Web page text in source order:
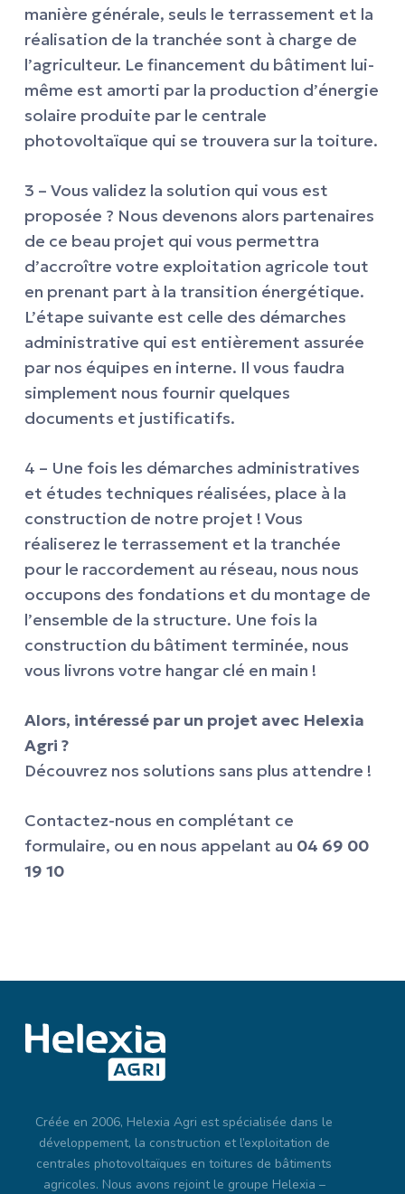
manière générale, seuls le terrassement et la
réalisation de la tranchée sont à charge de
l’agriculteur. Le financement du bâtiment lui-
même est amorti par la production d’énergie
solaire produite par le centrale
photovoltaïque qui se trouvera sur la toiture.
3 – Vous validez la solution qui vous est
proposée ? Nous devenons alors partenaires
de ce beau projet qui vous permettra
d’accroître votre exploitation agricole tout
en prenant part à la transition énergétique.
L’étape suivante est celle des démarches
administrative qui est entièrement assurée
par nos équipes en interne. Il vous faudra
simplement nous fournir quelques
documents et justificatifs.
4 – Une fois les démarches administratives
et études techniques réalisées, place à la
construction de notre projet ! Vous
réaliserez le terrassement et la tranchée
pour le raccordement au réseau, nous nous
occupons des fondations et du montage de
l’ensemble de la structure. Une fois la
construction du bâtiment terminée, nous
vous livrons votre hangar clé en main !
Alors, intéressé par un projet avec Helexia
Agri ?
Découvrez nos solutions sans plus attendre !
Contactez-nous en complétant ce
formulaire, ou en nous appelant au 04 69 00
19 10
Créée en 2006, Helexia Agri est spécialisée dans le
développement, la construction et l’exploitation de
centrales photovoltaïques en toitures de bâtiments
agricoles. Nous avons rejoint le groupe Helexia –